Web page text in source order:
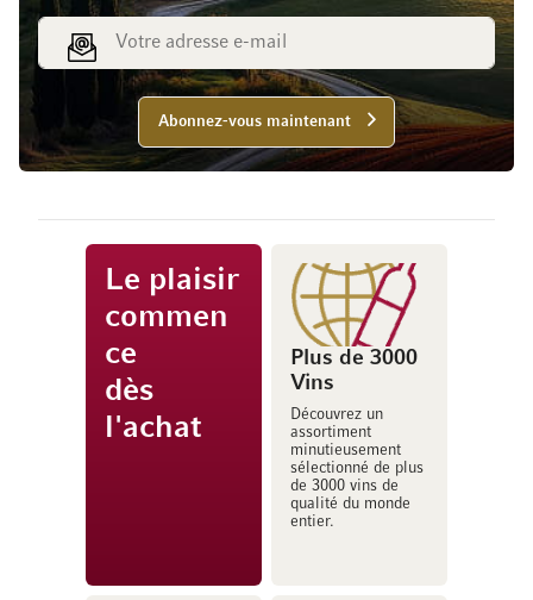
Adresse e-mail
Abonnez-vous maintenant
Le plaisir
commen
ce
dès
l'achat
Plus de 3000
Vins
Découvrez un
assortiment
minutieusement
sélectionné de plus
de 3000 vins de
qualité du monde
entier.